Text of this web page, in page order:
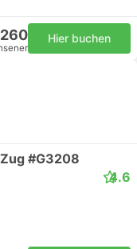
Hier buchen
#G3208
4.6